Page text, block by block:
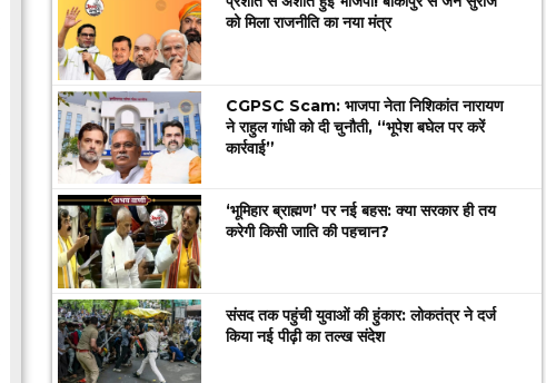
को मिला राजनीति का नया मंत्र
CGPSC Scam: भाजपा नेता निशिकांत नारायण
ने राहुल गांधी को दी चुनौती, “भूपेश बघेल पर करें
कार्रवाई”
‘भूमिहार ब्राह्मण’ पर नई बहस: क्या सरकार ही तय
करेगी किसी जाति की पहचान?
संसद तक पहुंची युवाओं की हुंकार: लोकतंत्र ने दर्ज
किया नई पीढ़ी का तल्ख संदेश